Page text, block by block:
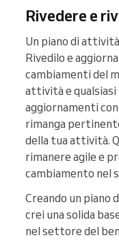
Rivedere e
Un piano di
Rivedilo e
cambiamenti del
attività e qualsiasi
aggiornamenti
rimanga
della tua attività.
rimanere agile e
cambiamento nel
Creando un piano
crei una solida
nel settore del